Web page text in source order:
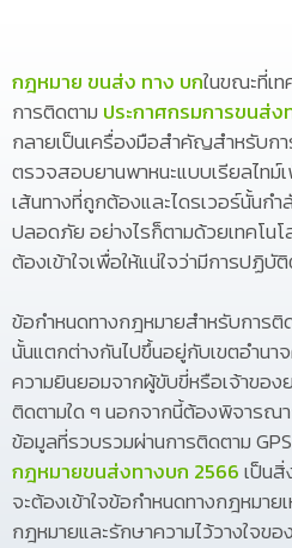
กฎหมาย ขนส่ง ทาง บกในขณะที่เ
การติดตาม ประกาศกรมการขนส่
กลายเป็นเครื่องมือสำคัญสำหรับก
ตรวจสอบยานพาหนะแบบเรียลไทม์
เส้นทางที่ถูกต้องและไดรเวอร์นั้นก
ปลอดภัย อย่างไรก็ตามด้วยเทคโน
ต้องเข้าใจเพื่อให้แน่ใจว่ามีการปฏิบั
ข้อกำหนดทางกฎหมายสำหรับการติ
นั้นแตกต่างกันไปขึ้นอยู่กับเขตอำนา
ความยินยอมจากผู้ขับขี่หรือเจ้าของ
ติดตามใด ๆ นอกจากนี้ต้องพิจารณ
ข้อมูลที่รวบรวมผ่านการติดตาม
กฎหมายขนส่งทางบก 2566เป็น
จะต้องเข้าใจข้อกำหนดทางกฎหมา
กฎหมายและรักษาความไว้วางใจข